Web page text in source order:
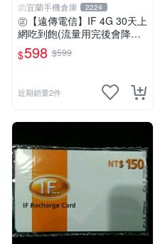
㊣宜蘭手機倉庫 2224
㊣【遠傳電信】IF 4G 30天上
網吃到飽(流量用完後會降速)
限外籍人士專用㊣宜蘭手機倉
庫
$598 $599
近期銷量2件